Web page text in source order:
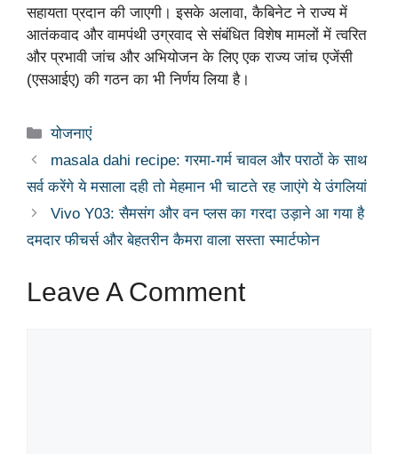
सहायता प्रदान की जाएगी। इसके अलावा, कैबिनेट ने राज्य में
आतंकवाद और वामपंथी उग्रवाद से संबंधित विशेष मामलों में त्वरित
और प्रभावी जांच और अभियोजन के लिए एक राज्य जांच एजेंसी
(एसआईए) की गठन का भी निर्णय लिया है।
Categories
योजनाएं
masala dahi recipe: गरमा-गर्म चावल और पराठों के साथ
सर्व करेंगे ये मसाला दही तो मेहमान भी चाटते रह जाएंगे ये उंगलियां
Vivo Y03: सैमसंग और वन प्लस का गरदा उड़ाने आ गया है
दमदार फीचर्स और बेहतरीन कैमरा वाला सस्ता स्मार्टफोन
Leave A Comment